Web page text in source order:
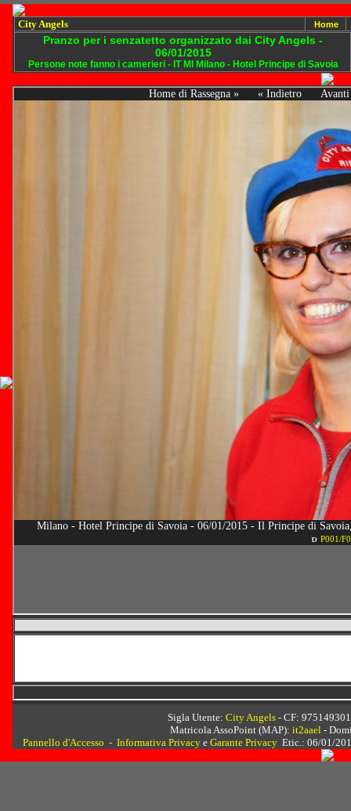
City Angels Home
Pranzo per i senzatetto organizzato dai City Angels -
06/01/2015
Persone note fanno i camerieri - IT MI Milano - Hotel Principe di Savoia
Sigla Utente: City Angels - CF:
Matricola AssoPoint (MAP): it2aael -
Pannello d'Accesso - Informativa Privacy e Garante Privacy Etic.: 06/01/